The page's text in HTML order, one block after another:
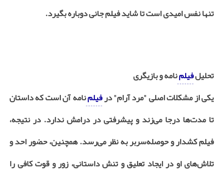
تنها نفس امیدی است تا شاید فیلم جانی دوباره بگیرد.
تحلیلفیلمنامه و بازیگری
یکی از مشکلات اصلی "مرد آرام" درفیلمنامه آن است که داستان
تا مدت‌ها درجا می‌زند و پیشرفتی در درامش ندارد. در نتیجه،
فیلم کشدار و حوصله‌سربر به نظر می‌رسد. همچنین، حضور احد و
تلاش‌های او در ایجاد تعلیق و تنش داستانی، زور و قوت کافی را